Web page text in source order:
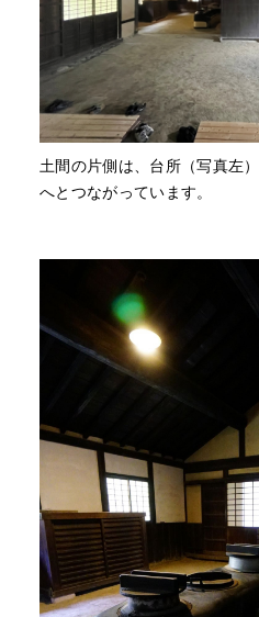
土間の片側は、台所（写真左
へとつながっています。